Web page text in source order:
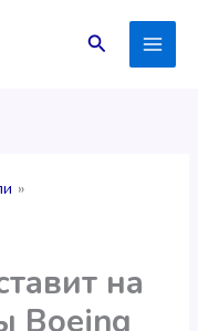
Поиск
на
Boeing